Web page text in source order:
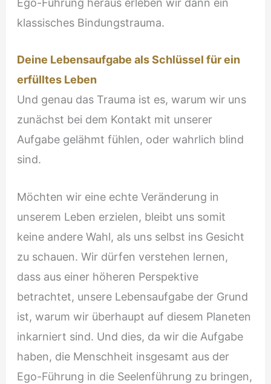
klassisches Bindungstrauma.
Deine Lebensaufgabe als Schlüssel für ein
erfülltes Leben
Und genau das Trauma ist es, warum wir uns
zunächst bei dem Kontakt mit unserer
Aufgabe gelähmt fühlen, oder wahrlich blind
sind.
Möchten wir eine echte Veränderung in
unserem Leben erzielen, bleibt uns somit
keine andere Wahl, als uns selbst ins Gesicht
zu schauen. Wir dürfen verstehen lernen,
dass aus einer höheren Perspektive
betrachtet, unsere Lebensaufgabe der Grund
ist, warum wir überhaupt auf diesem Planeten
inkarniert sind. Und dies, da wir die Aufgabe
haben, die Menschheit insgesamt aus der
Ego-Führung in die Seelenführung zu bringen,